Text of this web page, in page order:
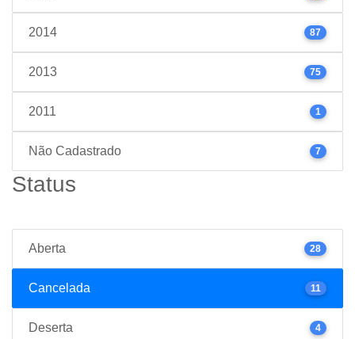
2014 87
2013 75
2011 1
Não Cadastrado 7
Status
Aberta 28
Cancelada 11
Deserta 4